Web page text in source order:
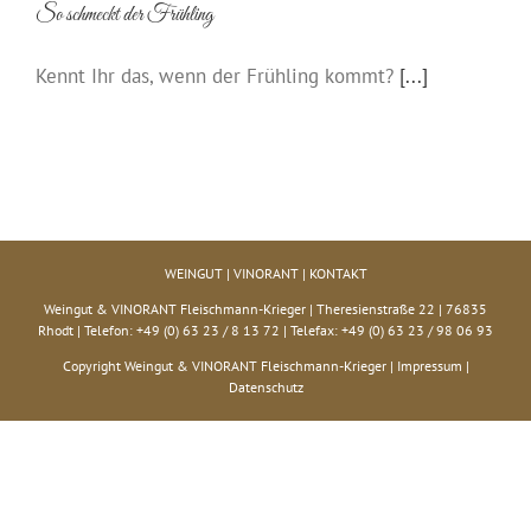
So schmeckt der Frühling
Kennt Ihr das, wenn der Frühling kommt? [...]
WEINGUT| VINORANT| KONTAKT
Weingut & VINORANT Fleischmann-Krieger | Theresienstraße 22 | 76835
Rhodt | Telefon: +49 (0) 63 23 / 8 13 72 | Telefax: +49 (0) 63 23 / 98 06 93
Copyright Weingut & VINORANT Fleischmann-Krieger | Impressum |
Datenschutz